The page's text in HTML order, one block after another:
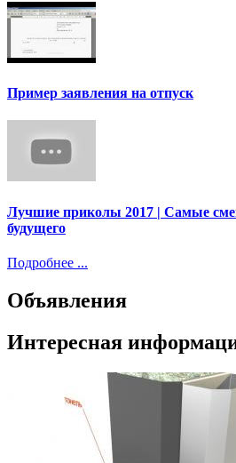
Пример заявления на отпуск
Лучшие приколы 2017 | Самые
будущего
Подробнее ...
Объявления
Интересная